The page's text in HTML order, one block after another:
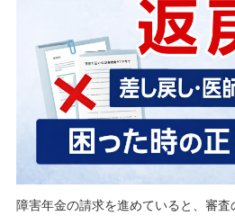
障害年金の請求を進めていると、審査